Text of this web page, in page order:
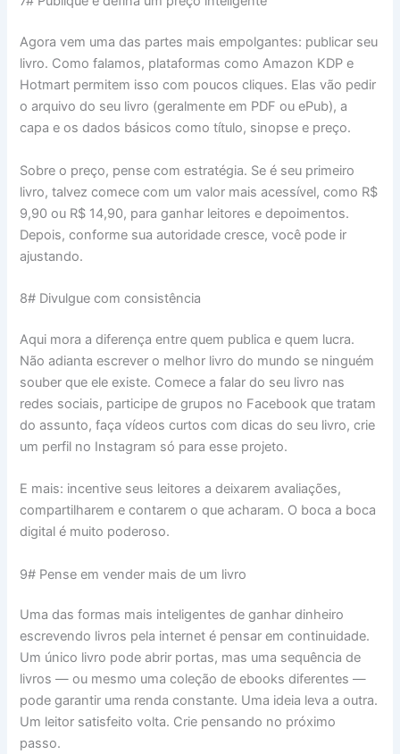
Agora vem uma das partes mais empolgantes: publicar seu
livro. Como falamos, plataformas como Amazon KDP e
Hotmart permitem isso com poucos cliques. Elas vão pedir
o arquivo do seu livro (geralmente em PDF ou ePub), a
capa e os dados básicos como título, sinopse e preço.
Sobre o preço, pense com estratégia. Se é seu primeiro
livro, talvez comece com um valor mais acessível, como R$
9,90 ou R$ 14,90, para ganhar leitores e depoimentos.
Depois, conforme sua autoridade cresce, você pode ir
ajustando.
8# Divulgue com consistência
Aqui mora a diferença entre quem publica e quem lucra.
Não adianta escrever o melhor livro do mundo se ninguém
souber que ele existe. Comece a falar do seu livro nas
redes sociais, participe de grupos no Facebook que tratam
do assunto, faça vídeos curtos com dicas do seu livro, crie
um perfil no Instagram só para esse projeto.
E mais: incentive seus leitores a deixarem avaliações,
compartilharem e contarem o que acharam. O boca a boca
digital é muito poderoso.
9# Pense em vender mais de um livro
Uma das formas mais inteligentes de ganhar dinheiro
escrevendo livros pela internet é pensar em continuidade.
Um único livro pode abrir portas, mas uma sequência de
livros — ou mesmo uma coleção de ebooks diferentes —
pode garantir uma renda constante. Uma ideia leva a outra.
Um leitor satisfeito volta. Crie pensando no próximo
passo.